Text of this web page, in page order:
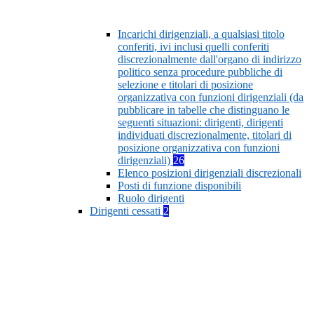
Incarichi dirigenziali, a qualsiasi titolo
conferiti, ivi inclusi quelli conferiti
discrezionalmente dall'organo di indirizzo
politico senza procedure pubbliche di
selezione e titolari di posizione
organizzativa con funzioni dirigenziali (da
pubblicare in tabelle che distinguano le
seguenti situazioni: dirigenti, dirigenti
individuati discrezionalmente, titolari di
posizione organizzativa con funzioni
dirigenziali) 26
Elenco posizioni dirigenziali discrezionali
Posti di funzione disponibili
Ruolo dirigenti
Dirigenti cessati 2